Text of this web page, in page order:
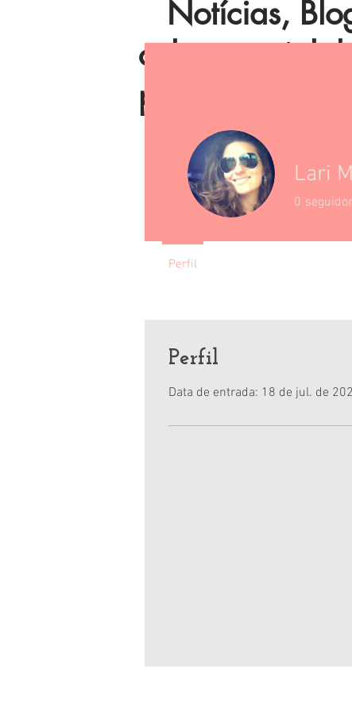
Notícias,
coluna social,
política e muito
Perfil
Data de entrada: 18 de jul. de
Lari
0 seguidor
Perfil